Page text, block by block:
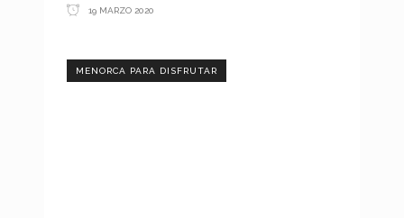
19 MARZO 2020
MENORCA PARA DISFRUTAR